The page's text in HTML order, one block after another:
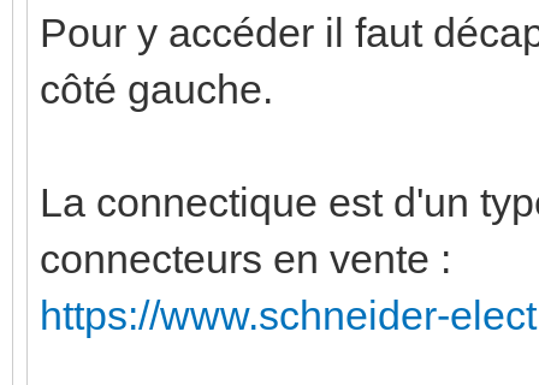
Pour y accéder il faut
côté gauche.
La connectique est d'un
connecteurs en vente :
https://www.schneider-